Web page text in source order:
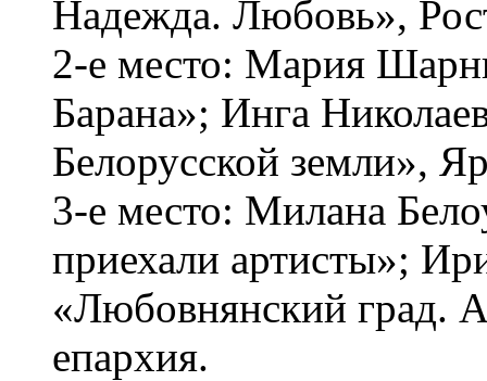
Надежда. Любовь»,
2-е место: Мария
Барана»; Инга
Белорусской земли»,
3-е место: Милана
приехали артисты»;
«Любовнянский град.
епархия.